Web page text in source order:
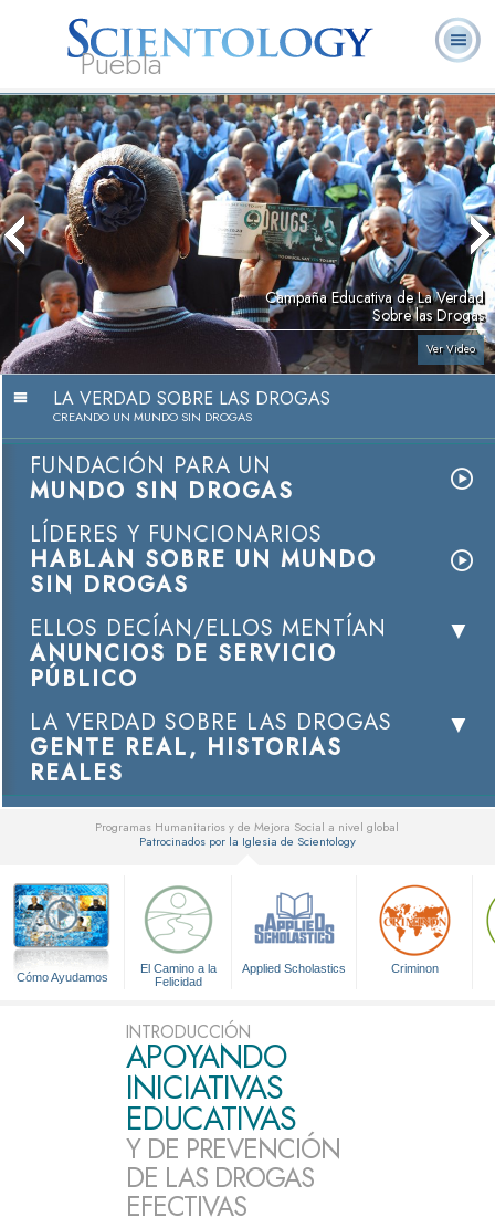
Puebla
L. Ronald
Hubbard
¿Qué es
Scientology?
Ministros
Voluntarios
Preguntas
Frecuentes
Libros
Campaña Educativa de La Verdad
Sobre las Drogas
Ver Video
LA VERDAD SOBRE LAS DROGAS
CREANDO UN MUNDO SIN DROGAS
FUNDACIÓN PARA UN
MUNDO SIN DROGAS
LÍDERES Y FUNCIONARIOS
HABLAN SOBRE UN MUNDO
SIN DROGAS
ELLOS DECÍAN/ELLOS MENTÍAN
ANUNCIOS DE SERVICIO
PÚBLICO
LA VERDAD SOBRE LAS DROGAS
GENTE REAL, HISTORIAS
REALES
Programas Humanitarios y de Mejora Social a nivel global
Patrocinados por la Iglesia de Scientology
Cómo Ayudamos
El Camino a la
Felicidad
Applied Scholastics Criminon
INTRODUCCIÓN
APOYANDO
INICIATIVAS
EDUCATIVAS
Y DE PREVENCIÓN
DE LAS DROGAS
EFECTIVAS